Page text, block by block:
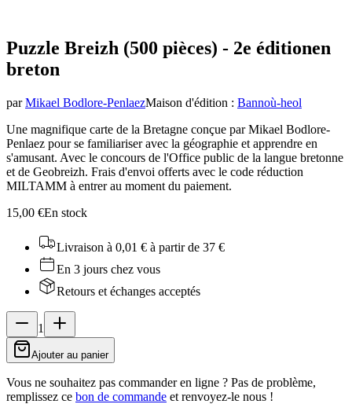
Puzzle Breizh (500 pièces) - 2e éditionen
breton
par Mikael Bodlore-PenlaezMaison d'édition : Bannoù-heol
Une magnifique carte de la Bretagne conçue par Mikael Bodlore-
Penlaez pour se familiariser avec la géographie et apprendre en
s'amusant. Avec le concours de l'Office public de la langue bretonne
et de Geobreizh. Frais d'envoi offerts avec le code réduction
MILTAMM à entrer au moment du paiement.
15,00 €En stock
Livraison à 0,01 € à partir de 37 €
En 3 jours chez vous
Retours et échanges acceptés
1
Ajouter au panier
Vous ne souhaitez pas commander en ligne ? Pas de problème,
remplissez ce bon de commande et renvoyez-le nous !